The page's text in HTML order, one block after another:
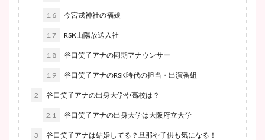
1.6 今宮戎神社の福娘
1.7 RSK山陽放送入社
1.8 谷口笑子アナの同期アナウンサー
1.9 谷口笑子アナのRSK時代の担当・出演番組
2 谷口笑子アナの出身大学や高校は？
2.1 谷口笑子アナの出身大学は大阪府立大学
3 谷口笑子アナは結婚してる？旦那や子供も気になる！